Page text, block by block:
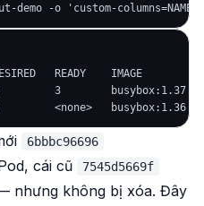
READY    IMAGE
3         3        busybox:1.37
6bbbc96696
cái cũ 7545d5669f
nhưng không bị xóa. Đây